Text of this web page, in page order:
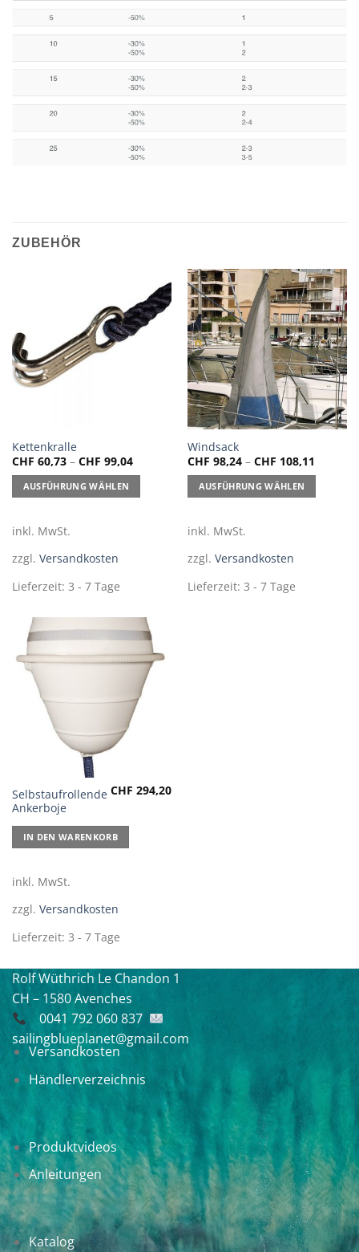
ZUBEHÖR
Kettenkralle
CHF 60,73– CHF 99,04
AUSFÜHRUNG WÄHLEN
Dieses
Produkt
weist
mehrere
auf.
Optionen
können
Produktseite
gewählt
werden
inkl. MwSt.
zzgl. Versandkosten
Lieferzeit: 3 - 7 Tage
Windsack
CHF 98,24– CHF 108,11
AUSFÜHRUNG WÄHLEN
Dieses
Produkt
weist
mehrere
auf.
Optionen
können
inkl. MwSt.
zzgl. Versandkosten
Lieferzeit: 3 - 7 Tage
Selbstaufrollende
Ankerboje
CHF 294,20
IN DEN WARENKORB
inkl. MwSt.
zzgl. Versandkosten
Lieferzeit: 3 - 7 Tage
Rolf Wüthrich Le Chandon 1
CH – 1580 Avenches
0041 792 060 837
sailingblueplanet@gmail.com
Versandkosten
Händlerverzeichnis
Produktvideos
Anleitungen
Katalog